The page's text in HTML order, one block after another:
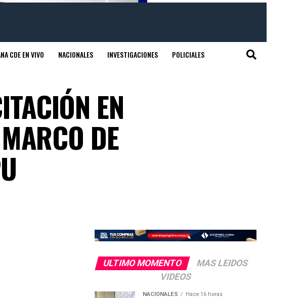
CDE EN VIVO NACIONALES INVESTIGACIONES POLICIALES
EN
DE
ULTIMO MOMENTO
MAS LEIDOS
VIDEOS
NACIONALES Hace 16 horas